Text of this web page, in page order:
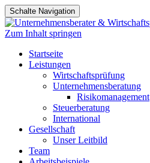
Schalte Navigation
Zum Inhalt springen
Startseite
Leistungen
Wirtschaftsprüfung
Unternehmensberatung
Risikomanagement
Steuerberatung
International
Gesellschaft
Unser Leitbild
Team